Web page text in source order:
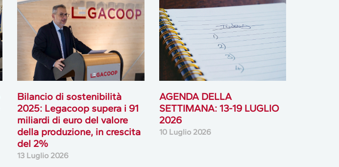
Bilancio di sostenibilità
2025: Legacoop supera i 91
miliardi di euro del valore
della produzione, in crescita
del 2%
13 Luglio 2026
AGENDA DELLA
SETTIMANA: 13-19 LUGLIO
2026
10 Luglio 2026